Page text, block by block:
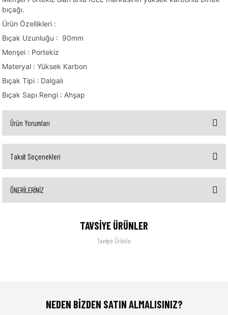
bıçağı.
Ürün Özellikleri :
Bıçak Uzunluğu : 90mm
Menşei : Portekiz
Materyal : Yüksek Karbon
Bıçak Tipi : Dalgalı
Bıçak Sapı Rengi : Ahşap
Ürün Yorumları
Taksit Seçenekleri
ÖNERİLERİNİZ
noktaları öneri formunu kullanarak tarafımıza iletebilirsiniz.
Ürün fiyatı diğer sitelerden daha pahalı.
TAVSİYE ÜRÜNLER
Tavsiye Ürünle
NEDEN BİZDEN SATIN ALMALISINIZ?